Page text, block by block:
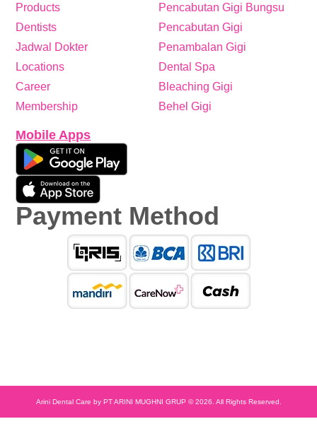
Pencabutan Gigi Bungsu
Pencabutan Gigi
Penambalan Gigi
Dental Spa
Bleaching Gigi
Behel Gigi
Products
Dentists
Jadwal Dokter
Locations
Career
Membership
Mobile Apps
Payment Method
Arini Dental Care by PT ARINI MUGHNI GRUP © 2026. All Rights Reserved.